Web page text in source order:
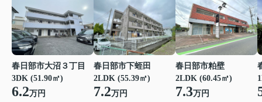
春日部市大沼３丁目
3DK (51.90㎡)
6.2万円
春日部市下蛭田
2LDK (55.39㎡)
7.2万円
春日部市粕壁
2LDK (60.45㎡)
7.3万円